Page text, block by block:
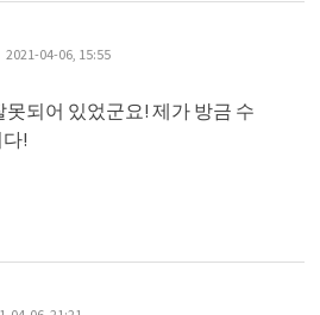
댓
글:
2021-04-06, 15:55
못되어 있었군요! 제가 방금 수
!